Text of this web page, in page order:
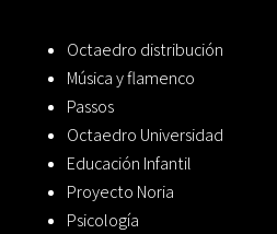
Octaedro distribución
Música y flamenco
Passos
Octaedro Universidad
Educación Infantil
Proyecto Noria
Psicología